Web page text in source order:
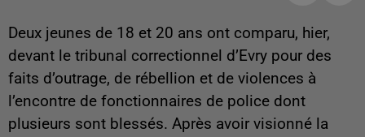
Deux jeunes de 18 et 20 ans ont comparu, hier,
devant le tribunal correctionnel d’Evry pour des
faits d’outrage, de rébellion et de violences à
l’encontre de fonctionnaires de police dont
plusieurs sont blessés. Après avoir visionné la